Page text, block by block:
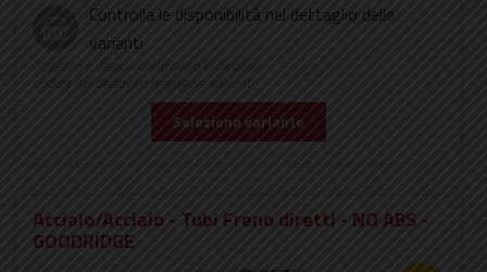
Controlla le disponibilità nel dettaglio delle
varianti
* prezzo e disponibilità sono indicativi,
vedere nel dettaglio le singole varianti
Seleziona variante
Acciaio/Acciaio - Tubi Freno diretti - NO ABS -
GOODRIDGE